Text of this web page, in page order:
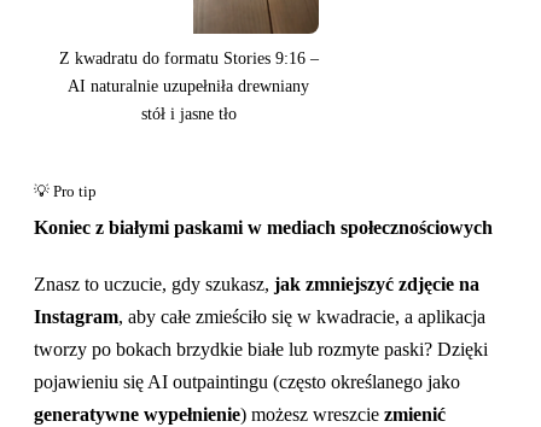
Z kwadratu do formatu Stories 9:16 –
AI naturalnie uzupełniła drewniany
stół i jasne tło
Koniec z białymi paskami w mediach społecznościowych
Znasz to uczucie, gdy szukasz, jak zmniejszyć zdjęcie na
Instagram, aby całe zmieściło się w kwadracie, a aplikacja
tworzy po bokach brzydkie białe lub rozmyte paski? Dzięki
pojawieniu się AI outpaintingu (często określanego jako
generatywne wypełnienie) możesz wreszcie zmienić